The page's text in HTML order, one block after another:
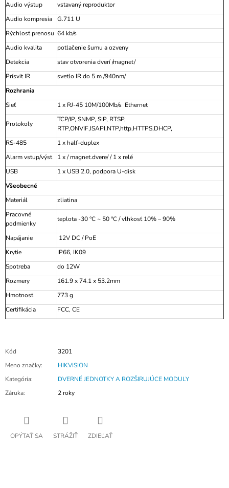
Audio výstup
vstavaný reproduktor
Audio kompresia
G.711 U
Rýchlosť prenosu 64 kb/s
Audio kvalita
potlačenie šumu a ozveny
Detekcia
stav otvorenia dverí /magnet/
Prísvit IR
svetlo IR do 5 m /940nm/
Rozhrania
Sieť
1 x RJ-45 10M/100Mb/s Ethernet
Protokoly
TCP/IP, SNMP, SIP, RTSP,
RTP,ONVIF,ISAPI,NTP,http,HTTPS,DHCP,
RS-485
1 x half-duplex
Alarm vstup/výst
1 x / magnet.dvere/ / 1 x relé
USB
1 x USB 2.0, podpora U-disk
Všeobecné
Materiál
zliatina
Pracovné
podmienky
teplota -30 °C ~ 50 °C / vlhkosť 10% – 90%
Napájanie
12V DC / PoE
Krytie
IP66, IK09
Spotreba
do 12W
Rozmery
161.9 x 74.1 x 53.2mm
Hmotnosť
773 g
Certifikácia
FCC, CE
Kód
3201
Meno značky:
HIKVISION
Kategória:
DVERNÉ JEDNOTKY A ROZŠIRUJÚCE MODULY
Záruka: 2 roky
OPÝTAŤ SA STRÁŽIŤ ZDIEĽAŤ